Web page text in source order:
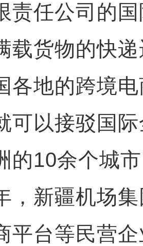
责任公司的
载货物的快
各地的跨境
可以接驳国
的10余个城
新疆机场集
平台等民营